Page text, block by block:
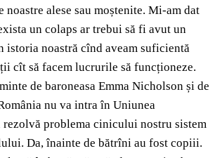
noastre alese sau moștenite. Mi-am dat
un colaps ar trebui să fi avut un
istoria noastră cînd aveam suficientă
cît să facem lucrurile să funcționeze.
de baroneasa Emma Nicholson și de
nu va intra în Uniunea
rezolvă problema cinicului nostru sistem
Da, înainte de bătrîni au fost copiii.